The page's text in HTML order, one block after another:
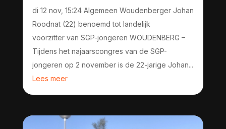
di 12 nov, 15:24 Algemeen Woudenberger Johan
Roodnat (22) benoemd tot landelijk
voorzitter van SGP-jongeren WOUDENBERG –
Tijdens het najaarscongres van de SGP-
jongeren op 2 november is de 22-jarige Johan...
Lees meer